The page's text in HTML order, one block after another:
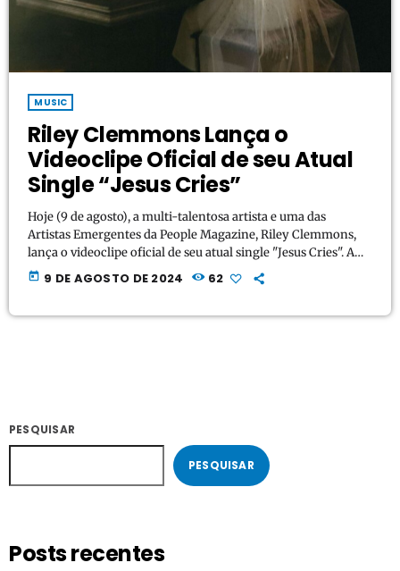
MUSIC
Riley Clemmons Lança o
Videoclipe Oficial de seu Atual
Single “Jesus Cries”
Hoje (9 de agosto), a multi-talentosa artista e uma das
Artistas Emergentes da People Magazine, Riley Clemmons,
lança o videoclipe oficial de seu atual single "Jesus Cries". A
faixa foi originalmente lançada em 2023 em seu aclamado
álbum de estúdio, Church Pew. Um EP multifaixas
today 9 DE AGOSTO DE 2024 62
PESQUISAR
PESQUISAR
Posts recentes